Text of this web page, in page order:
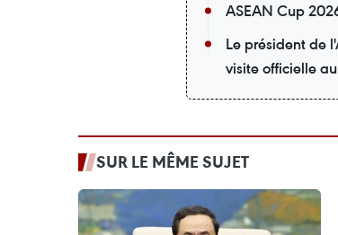
ASEAN Cup
Le président de
visite officielle
SUR LE MÊME SUJET